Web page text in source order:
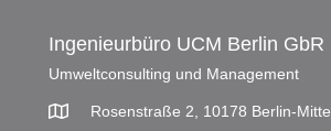
Ingenieurbüro UCM Berlin GbR
Umweltconsulting und Management
Rosenstraße 2, 10178 Berlin-Mitte